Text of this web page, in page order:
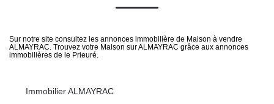
Nos Services
Nos Secteurs
NOS OUTILS
Sur notre site consultez les annonces immobilière de Maison à vendre
ALMAYRAC. Trouvez votre Maison sur ALMAYRAC grâce aux annonces
immobilières de le Prieuré.
Immobilier ALMAYRAC